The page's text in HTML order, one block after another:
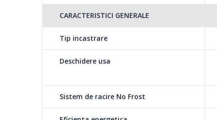
CARACTERISTICI GENERALE
Tip incastrare
Deschidere usa
Sistem de racire No Frost